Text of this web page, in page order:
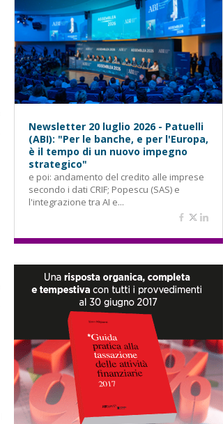
Newsletter 20 luglio 2026 - Patuelli
(ABI): "Per le banche, e per l'Europa,
è il tempo di un nuovo impegno
strategico"
e poi: andamento del credito alle imprese
secondo i dati CRIF; Popescu (SAS) e
l'integrazione tra AI e...